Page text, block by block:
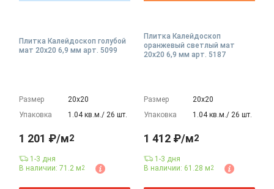
Плитка Калейдоскоп голубой
мат 20x20 6,9 мм арт. 5099
Размер
20х20
Упаковка
1.04 кв.м./ 26 шт.
1 201 ₽/м2
1-3 дня
В наличии: 71.2 м2
Плитка Калейдоскоп
оранжевый светлый мат
20x20 6,9 мм арт. 5187
Размер
20х20
Упаковка
1.04 кв.м./ 26 шт.
1 412 ₽/м2
1-3 дня
В наличии: 61.28 м2